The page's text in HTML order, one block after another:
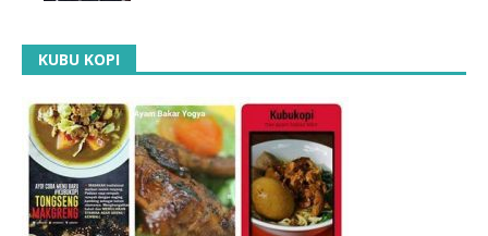
KUBU KOPI